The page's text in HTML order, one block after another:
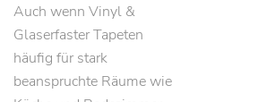
Auch wenn Vinyl &
Glaserfaster Tapeten
häufig für stark
beanspruchte Räume wie